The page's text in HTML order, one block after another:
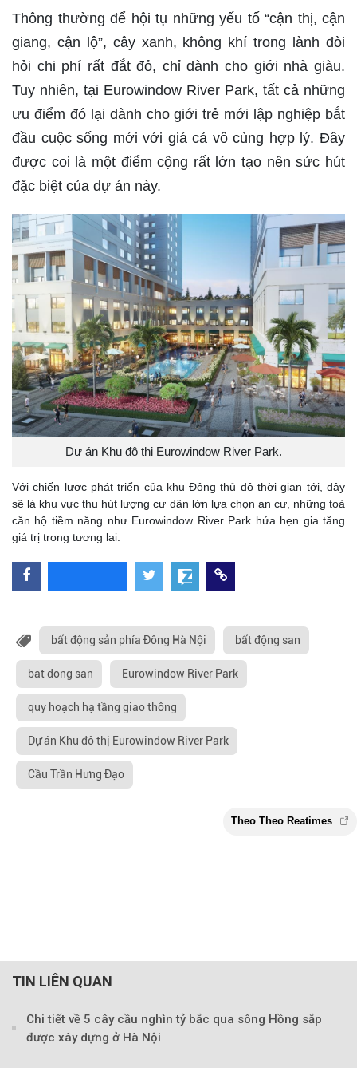
Thông thường để hội tụ những yếu tố “cận thị, cận
giang, cận lộ”, cây xanh, không khí trong lành đòi
hỏi chi phí rất đắt đỏ, chỉ dành cho giới nhà giàu.
Tuy nhiên, tại Eurowindow River Park, tất cả những
ưu điểm đó lại dành cho giới trẻ mới lập nghiệp bắt
đầu cuộc sống mới với giá cả vô cùng hợp lý. Đây
được coi là một điểm cộng rất lớn tạo nên sức hút
đặc biệt của dự án này.
Dự án Khu đô thị Eurowindow River Park.
Với chiến lược phát triển của khu Đông thủ đô thời gian tới, đây
sẽ là khu vực thu hút lượng cư dân lớn lựa chọn an cư, những toà
căn hộ tiềm năng như Eurowindow River Park hứa hẹn gia tăng
giá trị trong tương lai.
bất động sản phía Đông Hà Nội bất động san
bat dong san Eurowindow River Park
quy hoạch hạ tầng giao thông
Dự án Khu đô thị Eurowindow River Park
Cầu Trần Hưng Đạo
TIN LIÊN QUAN
Chi tiết về 5 cây cầu nghìn tỷ bắc qua sông Hồng sắp
được xây dựng ở Hà Nội